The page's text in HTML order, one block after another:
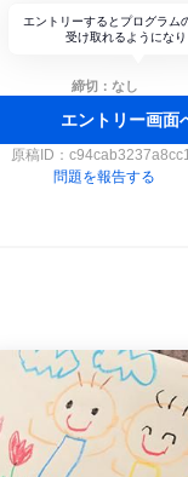
エントリーするとプログラム
受け取れるようにな
締切：なし
エントリー画面
原稿ID：
問題を報告する